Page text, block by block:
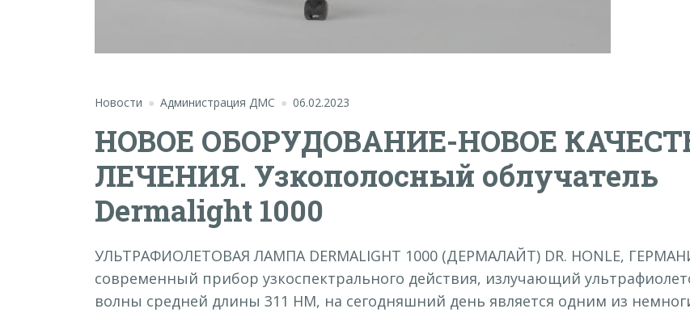
Новости Администрация ДМС 06.02.2023
НОВОЕ ОБОРУДОВАНИЕ-НОВОЕ
ЛЕЧЕНИЯ. Узкополосный облучатель
Dermalight 1000
УЛЬТРАФИОЛЕТОВАЯ ЛАМПА DERMALIGHT 1000 (ДЕРМАЛАЙТ) DR. HONLE,
современный прибор узкоспектрального действия, излучающий
волны средней длины 311 НМ, на сегодняшний день является одним из